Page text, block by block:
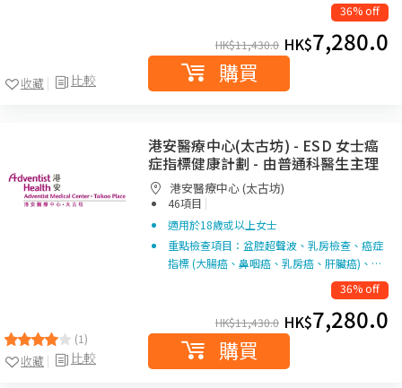
比較
收藏
36% off
HK$11,430.0 HK$7,280.0
購買
(1)
比較
收藏
港安醫療中心(太古坊) - ESD 女士癌
症指標健康計劃 - 由普通科醫生主理
港安醫療中心 (太古坊)
46項目 |
適用於18歲或以上女士
重點檢查項目：盆腔超聲波、乳房檢查、癌症
指標 (大腸癌、鼻咽癌、乳房癌、肝臟癌)、…
36% off
HK$11,430.0 HK$7,280.0
購買